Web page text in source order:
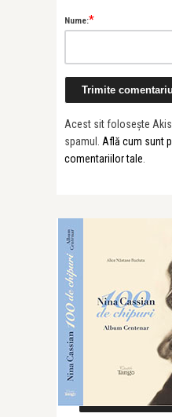
Nume:*
Acest sit folosește
spamul. Află cum sunt
comentariilor tale
CAUTĂ ÎN SITE